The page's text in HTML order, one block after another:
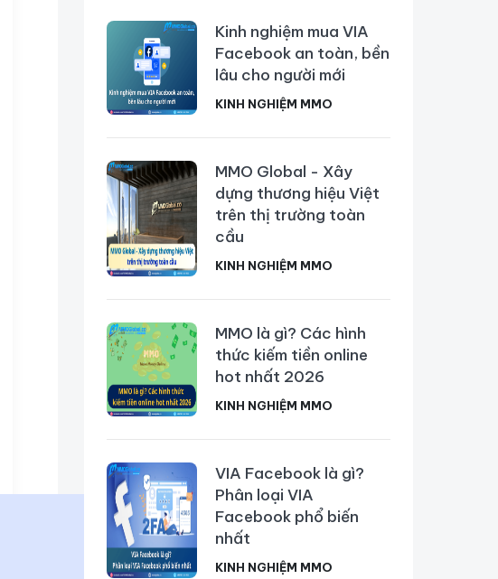
Kinh nghiệm mua VIA
Facebook an toàn, bền
lâu cho người mới
KINH NGHIỆM MMO
MMO Global - Xây
dựng thương hiệu Việt
trên thị trường toàn
cầu
KINH NGHIỆM MMO
MMO là gì? Các hình
thức kiếm tiền online
hot nhất 2026
KINH NGHIỆM MMO
VIA Facebook là gì?
Phân loại VIA
Facebook phổ biến
nhất
KINH NGHIỆM MMO